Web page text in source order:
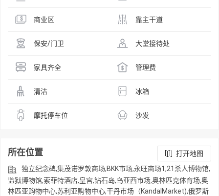
商业区 靠主干道
保安/门卫 大堂接待处
家具齐全 管理费
清洁 冰箱
摩托停车位 沙发
所在位置
打开地图
独立纪念碑,集茂诺罗敦商场,BKK市场,永旺商场1,21杀人博物馆,
监狱博物馆,索菲特酒店,皇宫,钻石岛,乌亚西市场,奥林匹克体育场,奥
林匹亚购物中心,苏利亚购物中心,干丹市场（KandalMarket),俄罗斯